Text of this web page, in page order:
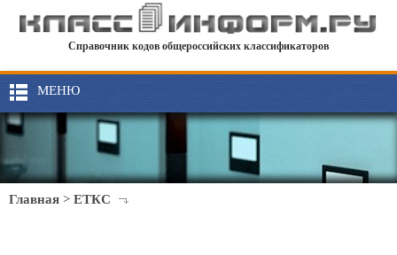
Справочник кодов общероссийских классификаторов
МЕНЮ
Главная > ЕТКС